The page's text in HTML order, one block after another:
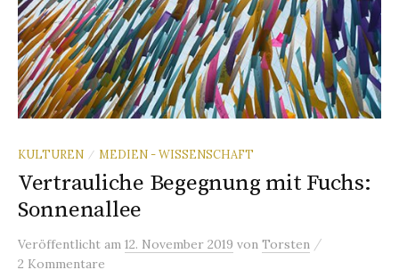
KULTUREN / MEDIEN - WISSENSCHAFT
Vertrauliche Begegnung mit Fuchs:
Sonnenallee
Veröffentlicht am 12. November 2019 von Torsten /
2 Kommentare